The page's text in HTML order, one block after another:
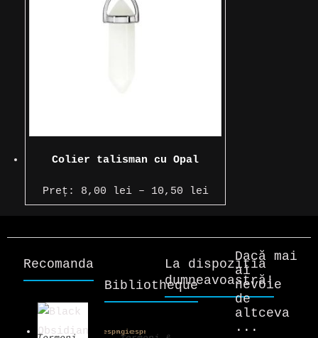
Colier talisman cu Opal
Preț: 8,00 lei – 10,50 leiInterval
până
la
10,50 lei
Recomandare!
Bibliotheque
DespreMagie:Despre
La dispoziția
dumneavoastră!
Dacă mai
ai
nevoie
de
altceva
...